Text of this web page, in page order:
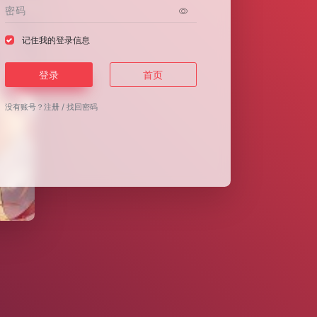
记住我的登录信息
登录 首页
没有账号？注册 /找回密码